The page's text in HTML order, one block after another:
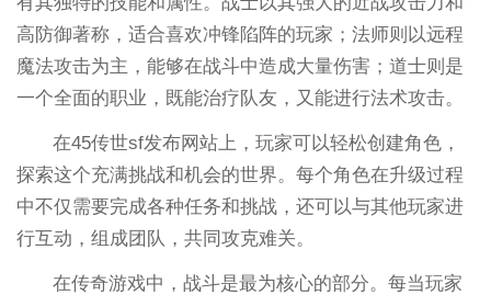
高防御著称，适合喜欢冲锋陷阵的玩家；法师则以远程
魔法攻击为主，能够在战斗中造成大量伤害；道士则是
一个全面的职业，既能治疗队友，又能进行法术攻击。
在45传世sf发布网站上，玩家可以轻松创建角色，
探索这个充满挑战和机会的世界。每个角色在升级过程
中不仅需要完成各种任务和挑战，还可以与其他玩家进
行互动，组成团队，共同攻克难关。
在传奇游戏中，战斗是最为核心的部分。每当玩家